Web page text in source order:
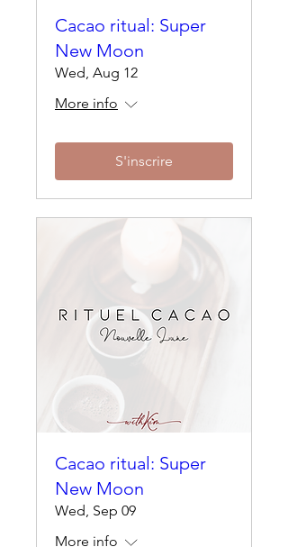
Cacao ritual: Super
New Moon
Wed, Aug 12
More info
S'inscrire
Cacao ritual: Super
New Moon
Wed, Sep 09
More info